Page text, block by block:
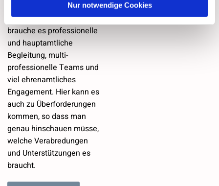
Nur notwendige Cookies
herausfordernde Arbeit im
Krankenhaus hin. Dafür
brauche es professionelle
und hauptamtliche
Begleitung, multi-
professionelle Teams und
viel ehrenamtliches
Engagement. Hier kann es
auch zu Überforderungen
kommen, so dass man
genau hinschauen müsse,
welche Verabredungen
und Unterstützungen es
braucht.